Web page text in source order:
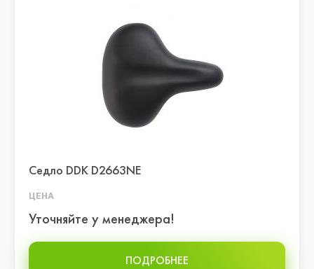
Седло DDK D2663NE
ЦЕНА
Уточняйте у менеджера!
ПОДРОБНЕЕ